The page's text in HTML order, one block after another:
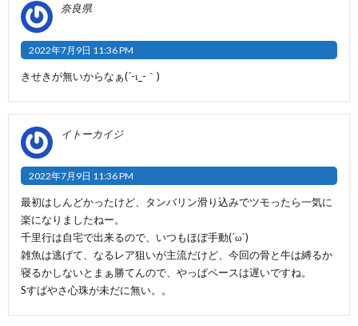
奈良県
2022年7月9日 11:36 PM
きせきが無いからなぁ(´-ι_-｀)
イトーカイジ
2022年7月9日 11:36 PM
最初はしんどかったけど、タンバリン滑り込みでツモったら一気に
楽になりましたねー。
千里行は自宅で出来るので、いつもほぼ手動(´ω`)
雑魚は逃げて、なるレア狙いが主流だけど、今回の骨と牛は縛るか
寝るかしないとまぁ勝てんので、やっぱペースは遅いですね。
Sすばやさ心珠が未だに無い。。